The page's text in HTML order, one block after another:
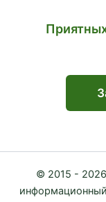
© 2015 -